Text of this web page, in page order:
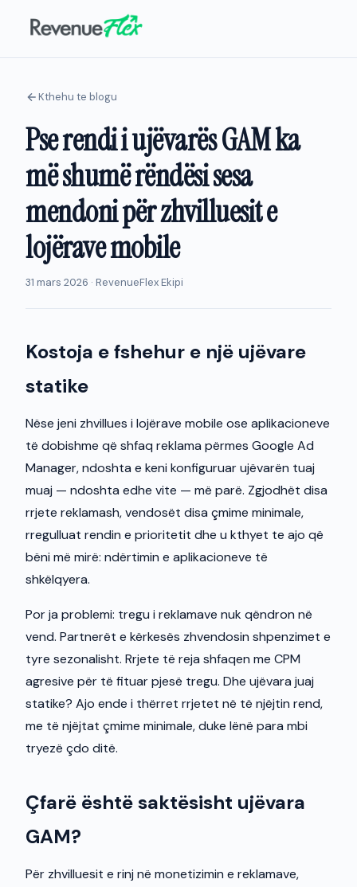
Kthehu te blogu
Pse rendi i ujëvarës GAM ka
më shumë rëndësi sesa
mendoni për zhvilluesit e
lojërave mobile
31 mars 2026 · RevenueFlex Ekipi
Kostoja e fshehur e një ujëvare
statike
Nëse jeni zhvillues i lojërave mobile ose aplikacioneve
të dobishme që shfaq reklama përmes Google Ad
Manager, ndoshta e keni konfiguruar ujëvarën tuaj
muaj — ndoshta edhe vite — më parë. Zgjodhët disa
rrjete reklamash, vendosët disa çmime minimale,
rregulluat rendin e prioritetit dhe u kthyet te ajo që
bëni më mirë: ndërtimin e aplikacioneve të
shkëlqyera.
Por ja problemi: tregu i reklamave nuk qëndron në
vend. Partnerët e kërkesës zhvendosin shpenzimet e
tyre sezonalisht. Rrjete të reja shfaqen me CPM
agresive për të fituar pjesë tregu. Dhe ujëvara juaj
statike? Ajo ende i thërret rrjetet në të njëjtin rend,
me të njëjtat çmime minimale, duke lënë para mbi
tryezë çdo ditë.
Çfarë është saktësisht ujëvara
GAM?
Për zhvilluesit e rinj në monetizimin e reklamave,